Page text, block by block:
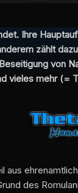
Ihre
zählt
von
vieles mehr (=
aus
des